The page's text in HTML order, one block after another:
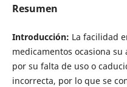
Resumen
Introducción: La facilidad
medicamentos ocasiona
por su falta de uso o
incorrecta, por lo que se